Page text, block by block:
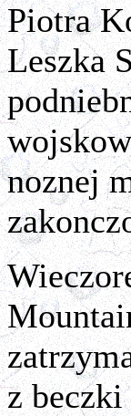
Piotra
Leszka
noznej
z